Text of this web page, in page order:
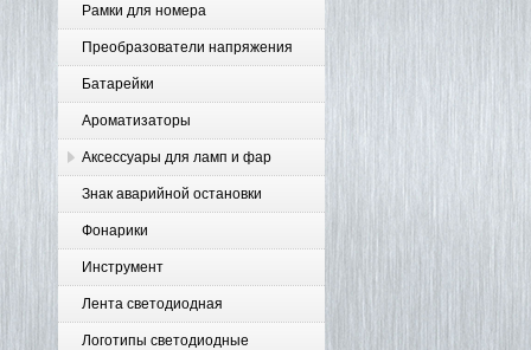
Рамки для номера
Преобразователи напряжения
Батарейки
Ароматизаторы
Аксессуары для ламп и фар
Знак аварийной остановки
Фонарики
Инструмент
Лента светодиодная
Логотипы светодиодные